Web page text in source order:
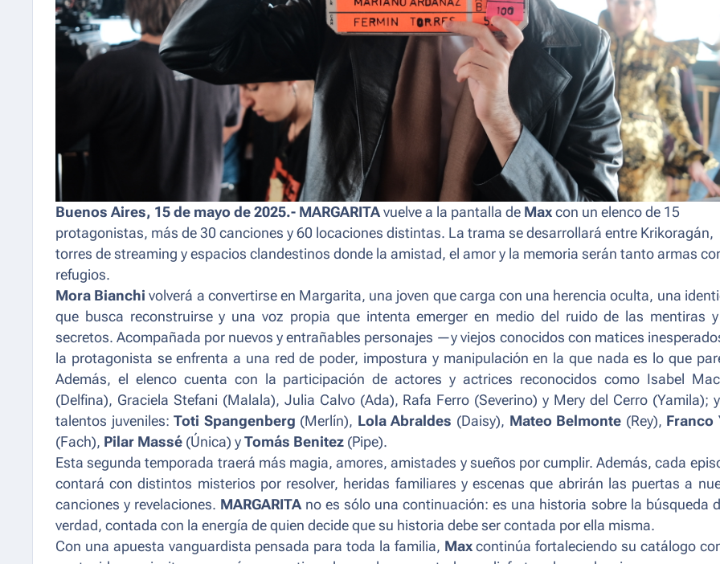
Buenos Aires, 15 de mayo de 2025.- MARGARITA vuelve a la pantalla de Max con un elenco de 15
protagonistas, más de 30 canciones y 60 locaciones distintas. La trama se desarrollará entre Krikoragán,
torres de streaming y espacios clandestinos donde la amistad, el amor y la memoria serán tanto armas
refugios.
Mora Bianchi volverá a convertirse en Margarita, una joven que carga con una herencia oculta, una
que busca reconstruirse y una voz propia que intenta emerger en medio del ruido de las mentiras
secretos. Acompañada por nuevos y entrañables personajes —y viejos conocidos con matices
la protagonista se enfrenta a una red de poder, impostura y manipulación en la que nada es lo que
Además, el elenco cuenta con la participación de actores y actrices reconocidos como Isabel
(Delfina), Graciela Stefani (Malala), Julia Calvo (Ada), Rafa Ferro (Severino) y Mery del Cerro (Yamila);
talentos juveniles:Toti Spangenberg (Merlín), Lola Abraldes (Daisy), Mateo Belmonte (Rey), Franco
(Fach), Pilar Massé (Única) y Tomás Benitez (Pipe).
Esta segunda temporada traerá más magia, amores, amistades y sueños por cumplir. Además, cada
contará con distintos misterios por resolver, heridas familiares y escenas que abrirán las puertas a
canciones y revelaciones. MARGARITA no es sólo una continuación: es una historia sobre la búsqueda
verdad, contada con la energía de quien decide que su historia debe ser contada por ella misma.
Con una apuesta vanguardista pensada para toda la familia, Maxcontinúa fortaleciendo su catálogo